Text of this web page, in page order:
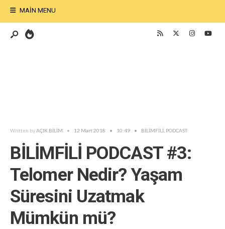
MAIN MENU
Written byAÇIK BİLİM • 12 Mart 2018 • 10:49 • BİLİMFİLİ PODCAST
BİLİMFİLİ PODCAST #3:
Telomer Nedir? Yaşam
Süresini Uzatmak
Mümkün mü?